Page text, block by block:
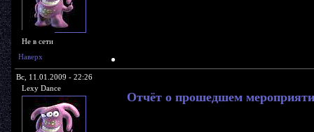
Не в сети
Наверх
Вс, 11.01.2009 - 22:26
Lexy Dance
Отчёт о прошедшем